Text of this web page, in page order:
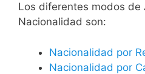
​​​Los diferentes modos de
Nacionalidad son:
Nacionalidad por
Nacionalidad por